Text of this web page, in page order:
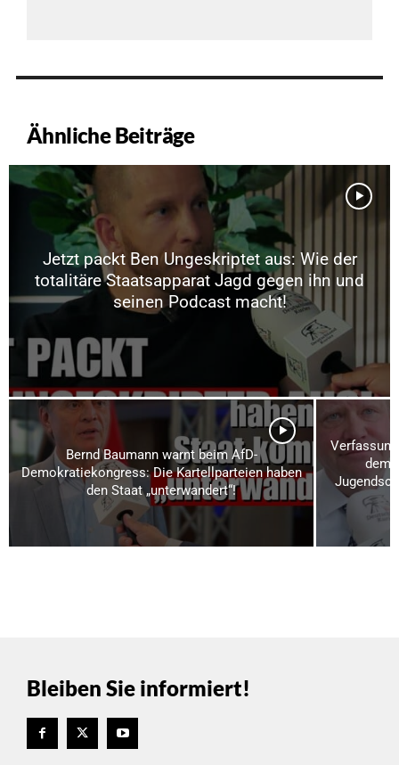
Ähnliche Beiträge
Jetzt packt Ben Ungeskriptet aus: Wie der
totalitäre Staatsapparat Jagd gegen ihn und
seinen Podcast macht!
Bernd Baumann warnt beim AfD-
Demokratiekongress: Die Kartellparteien haben
den Staat „unterwandert“!
dem
Bleiben Sie informiert!